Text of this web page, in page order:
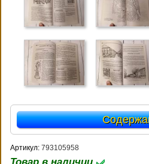
Артикул: 793105958